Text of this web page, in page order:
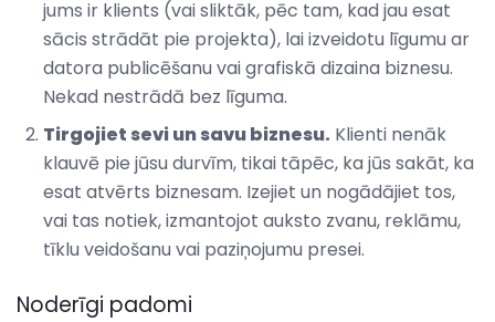
jums ir klients (vai sliktāk, pēc tam, kad jau esat
sācis strādāt pie projekta), lai izveidotu līgumu ar
datora publicēšanu vai grafiskā dizaina biznesu.
Nekad nestrādā bez līguma.
Tirgojiet sevi un savu biznesu. Klienti nenāk
klauvē pie jūsu durvīm, tikai tāpēc, ka jūs sakāt, ka
esat atvērts biznesam. Izejiet un nogādājiet tos,
vai tas notiek, izmantojot auksto zvanu, reklāmu,
tīklu veidošanu vai paziņojumu presei.
Noderīgi padomi